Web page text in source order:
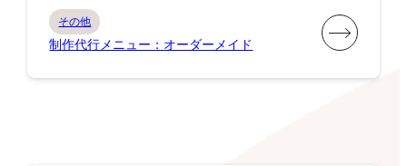
その他
制作代行メニュー：オーダーメイド